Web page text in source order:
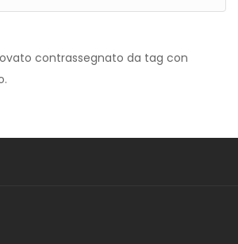
contrassegnato da tag con